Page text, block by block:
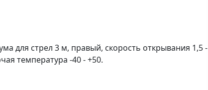
для стрел 3 м, правый, скорость открывания 1,5 -
температура -40 - +50.